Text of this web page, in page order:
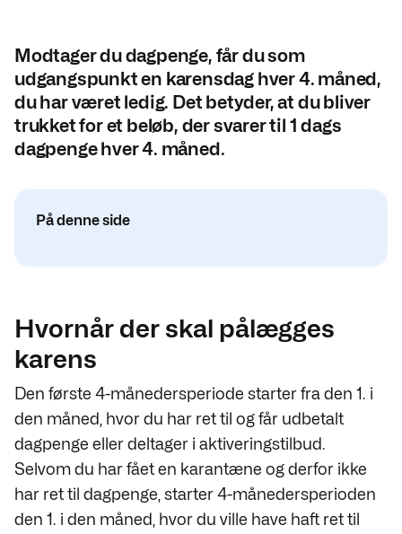
Modtager du dagpenge, får du som
udgangspunkt en karensdag hver 4. måned,
du har været ledig. Det betyder, at du bliver
trukket for et beløb, der svarer til 1 dags
dagpenge hver 4. måned.
På denne side
Hvornår der skal pålægges
karens
Den første 4-månedersperiode starter fra den 1. i
den måned, hvor du har ret til og får udbetalt
dagpenge eller deltager i aktiveringstilbud.
Selvom du har fået en karantæne og derfor ikke
har ret til dagpenge, starter 4-månedersperioden
den 1. i den måned, hvor du ville have haft ret til